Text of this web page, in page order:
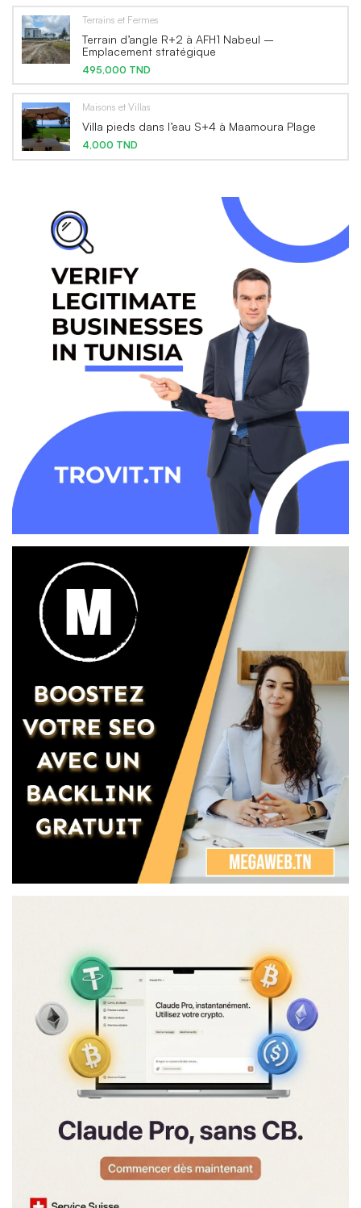
Terrains et Fermes
Terrain d’angle R+2 à AFH1 Nabeul –
Emplacement stratégique
495,000 TND
Maisons et Villas
Villa pieds dans l’eau S+4 à Maamoura Plage
4,000 TND